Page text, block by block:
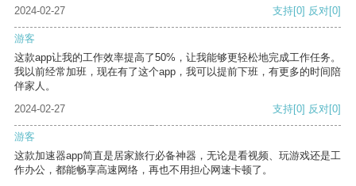
2024-02-27 支持[0] 反对[0]
游客
这款app让我的工作效率提高了50%，让我能够更轻松地完成工作任务。
我以前经常加班，现在有了这个app，我可以提前下班，有更多的时间陪
伴家人。
2024-02-27
支持[0] 反对[0]
游客
这款加速器app简直是居家旅行必备神器，无论是看视频、玩游戏还是工
作办公，都能畅享高速网络，再也不用担心网速卡顿了。